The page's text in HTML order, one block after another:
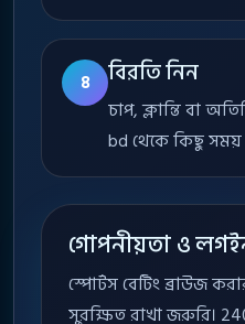
৪ বিরতি নিন
চাপ, ক্লান্তি বা
bd থেকে কিছু সময়
গোপনীয়তা ও
স্পোর্টস বেটিং ব্রাউজ
সুরক্ষিত রাখা জরুরি।